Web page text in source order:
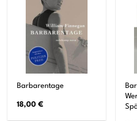
Barbarentage
18,00€